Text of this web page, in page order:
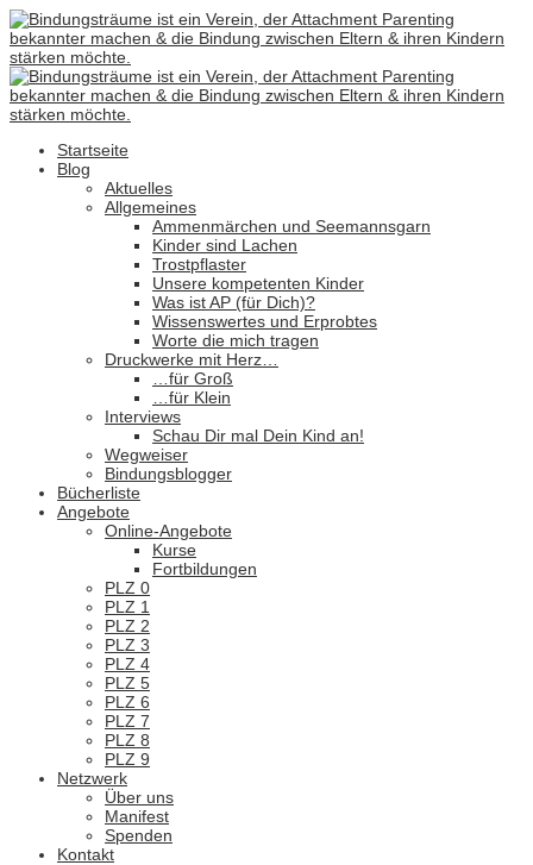
Startseite
Blog
Aktuelles
Allgemeines
Ammenmärchen und Seemannsgarn
Kinder sind Lachen
Trostpflaster
Unsere kompetenten Kinder
Was ist AP (für Dich)?
Wissenswertes und Erprobtes
Worte die mich tragen
Druckwerke mit Herz…
…für Groß
…für Klein
Interviews
Schau Dir mal Dein Kind an!
Wegweiser
Bindungsblogger
Bücherliste
Angebote
Online-Angebote
Kurse
Fortbildungen
PLZ 0
PLZ 1
PLZ 2
PLZ 3
PLZ 4
PLZ 5
PLZ 6
PLZ 7
PLZ 8
PLZ 9
Netzwerk
Über uns
Manifest
Spenden
Kontakt